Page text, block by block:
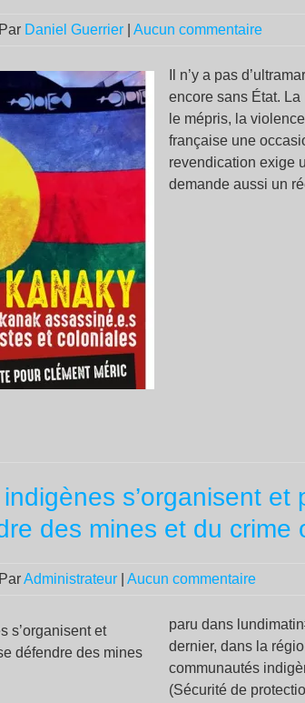
Daniel Guerrier Aucun commentaire
Il n’y a pas
encore sans État.
le mépris, la
française une
revendication exige
demande aussi un
s’organisent et
des mines et du crime
Administrateur Aucun commentaire
paru dans
dernier, dans la
communautés
(Sécurité de